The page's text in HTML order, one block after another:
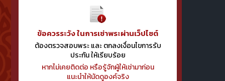
ข้อควรระวัง ในการเช่าพระผ่านเว็ปไซต์
ต้องตรวจสอบพระ และ ตกลงเงื่อนไขการรับ
ประกัน ให้เรียบร้อย
หากไม่เคยติดต่อ หรือรู้จักผู้ให้เช่ามาก่อน
แนะนำให้นัดดูองค์จริง